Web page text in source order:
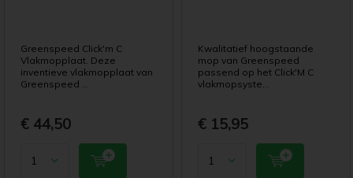
Greenspeed Click'm C
Vlakmopplaat. Deze
inventieve vlakmopplaat van
Greenspeed ...
€ 44,50
Kwalitatief hoogstaande
mop van Greenspeed
passend op het Click'M C
vlakmopsyste...
€ 15,95